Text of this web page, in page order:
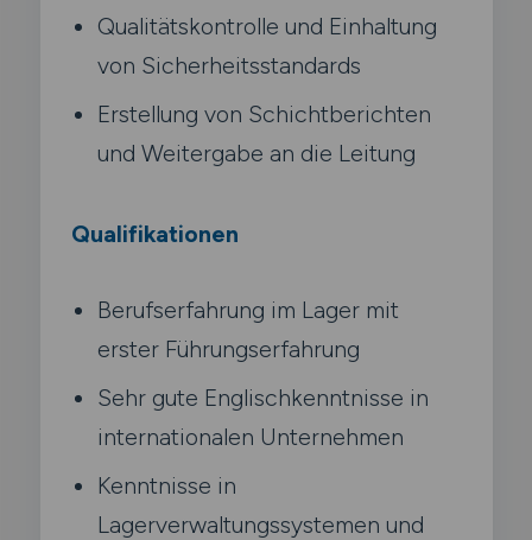
Qualitätskontrolle und Einhaltung
von Sicherheitsstandards
Erstellung von Schichtberichten
und Weitergabe an die Leitung
Qualifikationen
Berufserfahrung im Lager mit
erster Führungserfahrung
Sehr gute Englischkenntnisse in
internationalen Unternehmen
Kenntnisse in
Lagerverwaltungssystemen und